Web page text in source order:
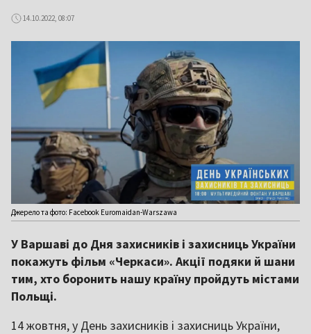
14.10.2022, 08:07
Джерело та фото: Facebook Euromaidan-Warszawa
У Варшаві до Дня захисників і захисниць України
покажуть фільм «Черкаси». Акції подяки й шани
тим, хто боронить нашу країну пройдуть містами
Польщі.
14 жовтня, у День захисників і захисниць України,